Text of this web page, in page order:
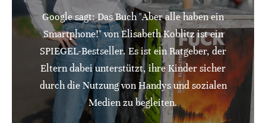
Google sagt: Das Buch "Aber alle haben ein
Smartphone!" von Elisabeth Koblitz ist ein
SPIEGEL-Bestseller. Es ist ein Ratgeber, der
Eltern dabei unterstützt, ihre Kinder sicher
durch die Nutzung von Handys und sozialen
Medien zu begleiten.